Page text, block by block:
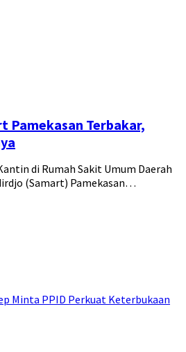
Pamekasan Terbakar,
di Rumah Sakit Umum Daerah
(Samart) Pamekasan…
Minta PPID Perkuat Keterbukaan